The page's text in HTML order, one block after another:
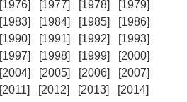
[1976] [1977] [1978]
[1979]
[1983] [1984] [1985]
[1986]
[1990] [1991] [1992]
[1993]
[1997] [1998] [1999]
[2000]
[2004] [2005] [2006]
[2007]
[2011] [2012] [2013]
[2014]